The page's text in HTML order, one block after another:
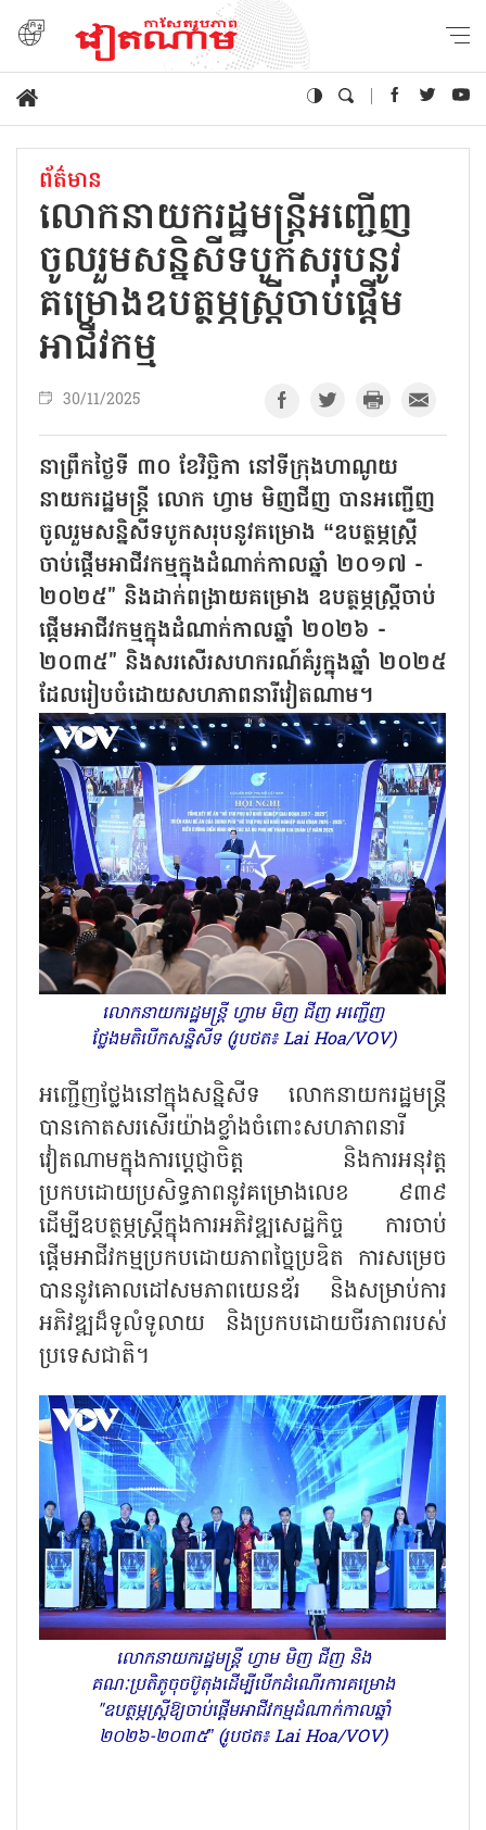
ព័ត៌មាន
លោកនាយករដ្ឋមន្ត្រីអញ្ជើញ
ចូលរួមសន្និសីទបូកសរុបនូវ
គម្រោងឧបត្ថម្ភស្ត្រីចាប់ផ្តើម
អាជីវកម្ម
30/11/2025
នាព្រឹកថ្ងៃទី ៣០ ខែវិច្ឆិកា នៅទីក្រុងហាណូយ
នាយករដ្ឋមន្ត្រី លោក ហ្វាម មិញជីញ បានអញ្ជើញ
ចូលរួមសន្និសីទបូកសរុបនូវគម្រោង “ឧបត្ថម្ភស្ត្រី
ចាប់ផ្តើមអាជីវកម្មក្នុងដំណាក់កាលឆ្នាំ ២០១៧ -
២០២៥" និងដាក់ពង្រាយគម្រោង ឧបត្ថម្ភស្ត្រីចាប់
ផ្តើមអាជីវកម្មក្នុងដំណាក់កាលឆ្នាំ ២០២៦ -
២០៣៥" និងសរសើរសហករណ៍គំរូក្នុងឆ្នាំ ២០២៥
ដែលរៀបចំដោយសហភាពនារីវៀតណាម។
លោកនាយករដ្ឋមន្ត្រី ហ្វាម មិញ ជីញ អញ្ជើញ
ថ្លែងមតិបើកសន្និសីទ (រូបថត៖ Lai Hoa/VOV)
អញ្ជើញថ្លែងនៅក្នុងសន្និសីទ លោកនាយករដ្ឋមន្ត្រី
បានកោតសរសើរយ៉ាងខ្លាំងចំពោះសហភាពនារី
វៀតណាមក្នុងការប្តេជ្ញាចិត្ត និងការអនុវត្ត
ប្រកបដោយប្រសិទ្ធភាពនូវគម្រោងលេខ ៩៣៩
ដើម្បីឧបត្ថម្ភស្ត្រីក្នុងការអភិវឌ្ឍសេដ្ឋកិច្ច ការចាប់
ផ្តើមអាជីវកម្មប្រកបដោយភាពច្នៃប្រឌិត ការសម្រេច
បាននូវគោលដៅសមភាពយេនឌ័រ និងសម្រាប់ការ
អភិវឌ្ឍដ៏ទូលំទូលាយ និងប្រកបដោយចីរភាពរបស់
ប្រទេសជាតិ។
លោកនាយករដ្ឋមន្ត្រី ហ្វាម មិញ ជីញ និង
គណៈប្រតិភូចុចប៊ូតុងដើម្បីបើកដំណើរការគម្រោង
"ឧបត្ថម្ភស្ត្រីឱ្យចាប់ផ្តើមអាជីវកម្មដំណាក់កាលឆ្នាំ
២០២៦-២០៣៥” (រូបថត៖ Lai Hoa/VOV)